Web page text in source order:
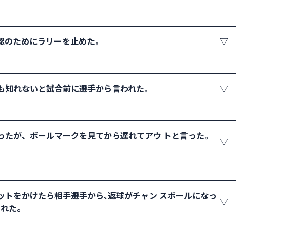
い」または「コレクション、ボールワズグ ッド」と言っ
た。」とオーバールールし、そのボールが正しく返球され
ニングショット又は2 回目以降のミスジャッジは失点す
すぎるが、見ていた 場所によっては直ぐに入れない場合
ためにラリーを止めた。
れないと試合前に選手から言われた。
で取るかも知れない、または自分の時間内(エンドチェン
かも知れないと言う情報をRU 間で共有する。
が、ボールマークを見てから遅れてアウ トと言った。
見てから「アウト」とコールすることは できる。
をかけたら相手選手から､返球がチャン スボールになっ
た。